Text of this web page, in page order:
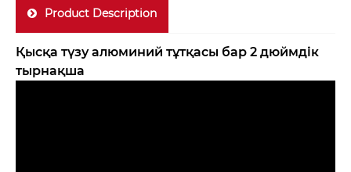
Product Description
Қысқа түзу алюминий тұтқасы бар 2 дюймдік
тырнақша